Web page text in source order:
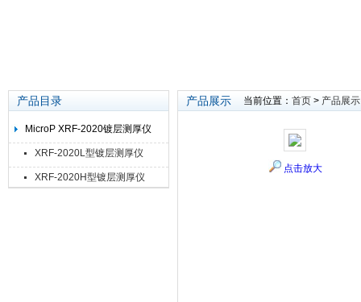
产品目录
MicroP XRF-2020镀层测厚仪
XRF-2020L型镀层测厚仪
XRF-2020H型镀层测厚仪
产品展示 当前位置： 首页 > 产品展示
点击放大